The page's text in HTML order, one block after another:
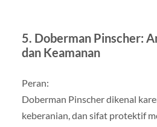
5. Doberman Pinscher:
dan Keamanan
Peran:
Doberman Pinscher dikenal
keberanian, dan sifat protektif